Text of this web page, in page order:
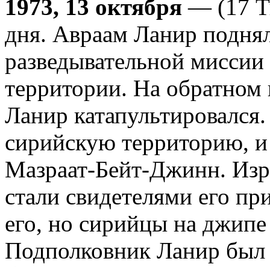
1973, 13 октября — (17
дня. Авраам Ланир
разведывательной
территории. На обратном
Ланир
сирийскую территорию,
Мазраат-Бейт-Джинн.
стали свидетелями его
его, но сирийцы на
Подполковник Ланир был